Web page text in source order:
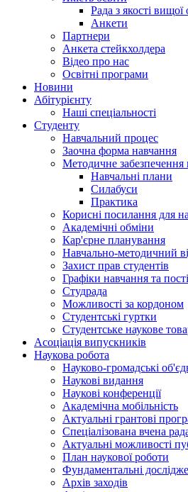
Рада з якості
Анкети
Партнери
Анкета стейкхолдера
Відео про нас
Освітні програми
Hовини
Абітурієнту
Наші спеціальності
Студенту
Навчальний процес
Заочна форма навчання
Методичне забезпечення
Навчальні плани
Силабуси
Практика
Корисні посилання для
Академічні обміни
Кар'єрне планування
Навчально-методичний
Захист прав студентів
Графіки навчання та
Студрада
Можливості за кордоном
Студентські гуртки
Студентське наукове
Асоціація випускників
Наукова робота
Науково-громадські
Наукові видання
Наукові конференції
Академічна мобільність
Актуальні грантові
Спеціалізована вчена
Актуальні можливості
План наукової роботи
Фундаментальні
Архів заходів